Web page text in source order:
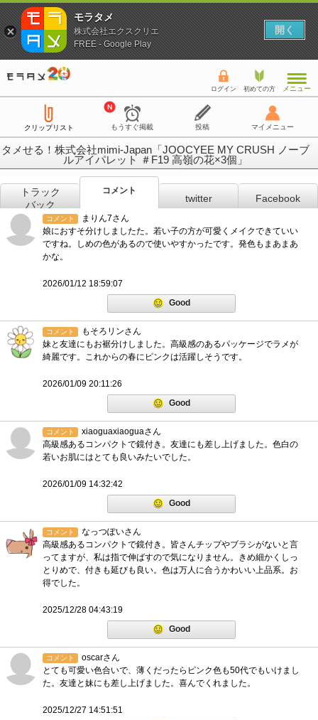
ログイン 初めての方 メニュー
クリップリスト もうすぐ掲載 投稿 マイメニュー
タメせる！株式会社mimi-Japan「JOOCYEE MY CRUSH ノーブ
ルアイパレット ＃F19 高嶺の花×3個」
トラック
バック
コメント
twitter Facebook
コメント
まりん7さん
娘におすそ分けしましたた。若い子の方が可愛くメイクできていい
ですね。しめの色があるので使いやすかったです。発色もまあまあ
かな。
2026/01/12 18:59:07
Good
コメント
もそろリンさん
妹と友達にもお裾分けしました。高級感のあるパッケージでラメが
綺麗です。これからの春にピンクは活躍しそうです。
2026/01/09 20:11:26
Good
コメント
xiaoguaxiaoguaさん
高級感あるコンパクトで鏡付き。友達にも差し上げました。色白の
若いお肌にはとても良いみたいでした。
2026/01/09 14:32:42
Good
コメント
なっつぽいさん
高級感あるコンパクトで鏡付き。皆さんチップやブラシがないと言
ってますが、私は指で伸ばすので気になりません。きめ細かくしっ
とりめで、付きも延びも良い。色は万人に合うかわいい上品系。お
得でした。
2025/12/28 04:43:19
Good
コメント
oscarさん
とても可愛い色合いで、薄くだったらピンク色も50代でもいけまし
た。友達と妹にも差し上げました。喜んでくれました。
2025/12/27 14:51:51
モラタメ
株式会社エクスクリエ
FREE - Google Play
開く